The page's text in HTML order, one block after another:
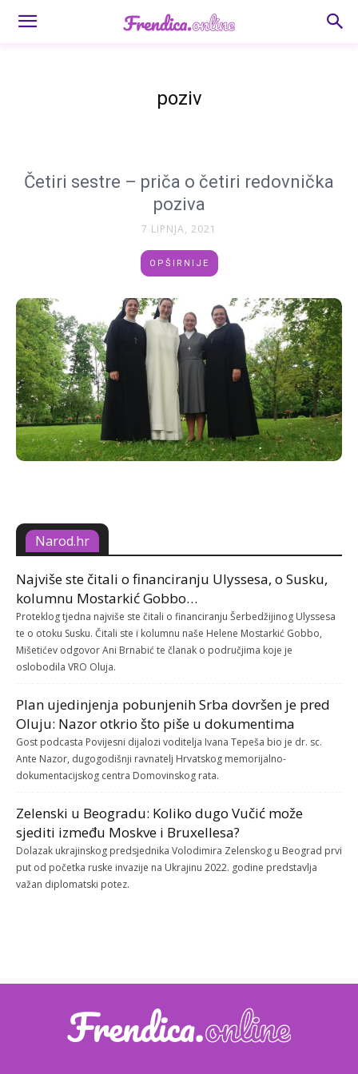
poziv
Četiri sestre – priča o četiri redovnička
poziva
7 LIPNJA, 2021
OPŠIRNIJE
Narod.hr
Najviše ste čitali o financiranju Ulyssesa, o Susku,
kolumnu Mostarkić Gobbo…
Proteklog tjedna najviše ste čitali o financiranju Šerbedžijinog Ulyssesa
te o otoku Susku. Čitali ste i kolumnu naše Helene Mostarkić Gobbo,
Mišetićev odgovor Ani Brnabić te članak o područjima koje je
oslobodila VRO Oluja.
Plan ujedinjenja pobunjenih Srba dovršen je pred
Oluju: Nazor otkrio što piše u dokumentima
Gost podcasta Povijesni dijalozi voditelja Ivana Tepeša bio je dr. sc.
Ante Nazor, dugogodišnji ravnatelj Hrvatskog memorijalno-
dokumentacijskog centra Domovinskog rata.
Zelenski u Beogradu: Koliko dugo Vučić može
sjediti između Moskve i Bruxellesa?
Dolazak ukrajinskog predsjednika Volodimira Zelenskog u Beograd prvi
put od početka ruske invazije na Ukrajinu 2022. godine predstavlja
važan diplomatski potez.